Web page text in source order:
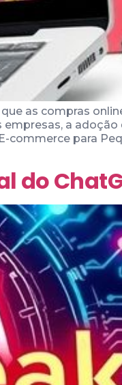
as compras
a adoção
commerce para
do